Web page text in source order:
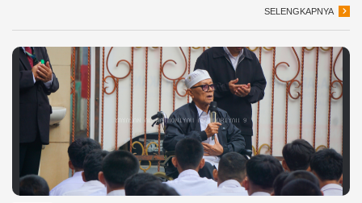
SELENGKAPNYA